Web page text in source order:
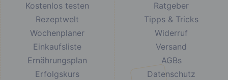
Kostenlos testen
Rezeptwelt
Wochenplaner
Einkaufsliste
Ernährungsplan
Erfolgskurs
Ratgeber
Tipps & Tricks
Widerruf
Versand
AGBs
Datenschutz